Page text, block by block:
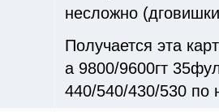
несложно
Получается эта
а 9800/9600гт
440/540/430/530 по